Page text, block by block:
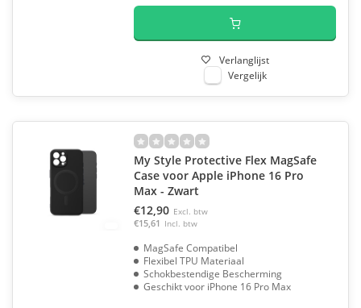
Verlanglijst
Vergelijk
My Style Protective Flex MagSafe
Case voor Apple iPhone 16 Pro
Max - Zwart
€12,90 Excl. btw
€15,61 Incl. btw
MagSafe Compatibel
Flexibel TPU Materiaal
Schokbestendige Bescherming
Geschikt voor iPhone 16 Pro Max